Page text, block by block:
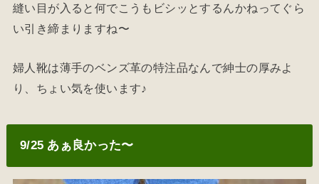
縫い目が入ると何でこうもビシッとするんかねってぐら
い引き締まりますね〜
婦人靴は薄手のベンズ革の特注品なんで紳士の厚みよ
り、ちょい気を使います♪
9/25 あぁ良かった〜